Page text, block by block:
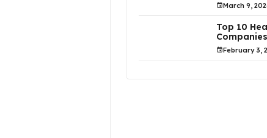
March 9,
Top 10
February 3,